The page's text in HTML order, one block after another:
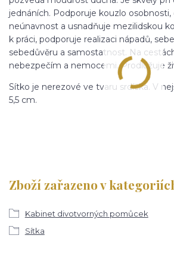
jednáních. Podporuje kouzlo
neúnavnost a usnadňuje mezilidskou
k práci, podporuje realizaci nápadů,
sebedůvěru a samostatnost. Na
nebezpečím a nemocemi. Prodlužuje
Sítko je nerezové ve tvaru srdíčka. V
5,5 cm.
Zboží zařazeno v
Kabinet divotvorných pomůcek
Sítka